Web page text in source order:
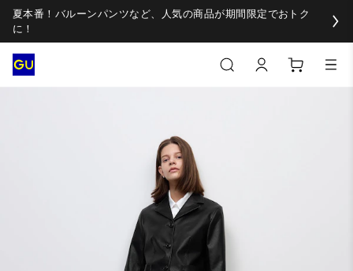
夏本番！バルーンパンツなど、人気の商品が期間限定でおトク
に！